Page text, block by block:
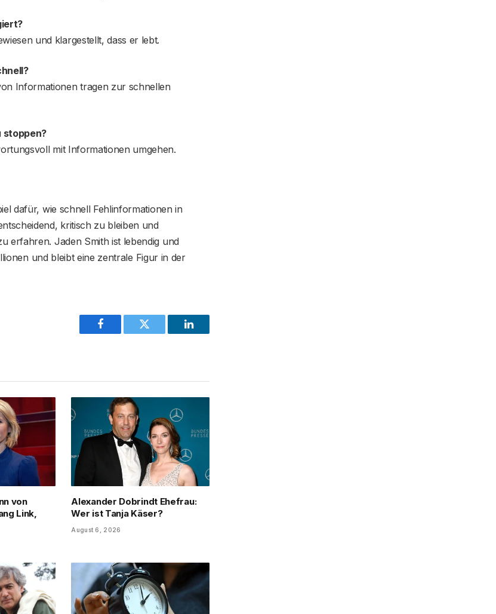
und klargestellt, dass er lebt.
Informationen tragen zur schnellen
stoppen?
mit Informationen umgehen.
dafür, wie schnell Fehlinformationen in
kritisch zu bleiben und
erfahren. Jaden Smith ist lebendig und
und bleibt eine zentrale Figur in der
Facebook Twitter LinkedIn
von
Link,
Alexander Dobrindt Ehefrau:
Wer ist Tanja Käser?
August 6, 2026